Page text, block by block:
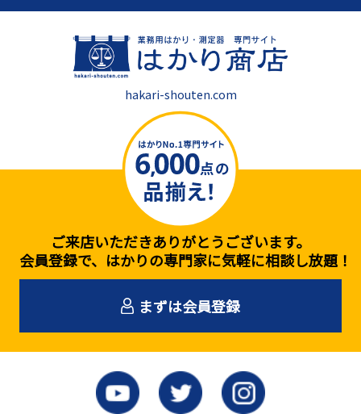
ご来店いただきありがとうございます。
会員登録で、はかりの専門家に気軽に相談し放題！
まずは会員登録
hakari-shouten.com